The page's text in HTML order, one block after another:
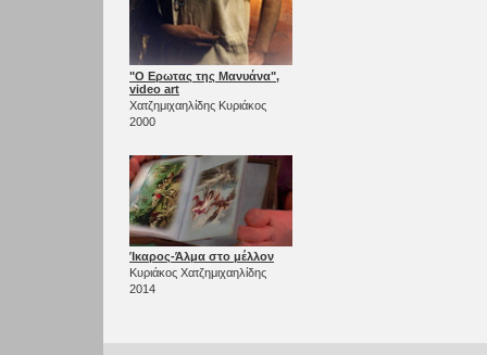
"Ο Ερωτας της Μανυάνα",
video art
Χατζημιχαηλίδης Κυριάκος
2000
Ίκαρος-Άλμα στο μέλλον
Κυριάκος Χατζημιχαηλίδης
2014